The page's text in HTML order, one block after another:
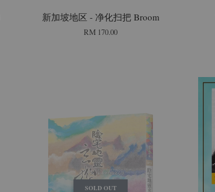
新加坡地区 - 净化扫把 Broom
RM 170.00
SOLD OUT